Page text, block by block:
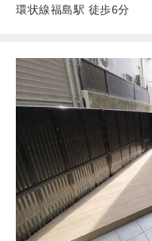
環状線福島駅 徒歩6分